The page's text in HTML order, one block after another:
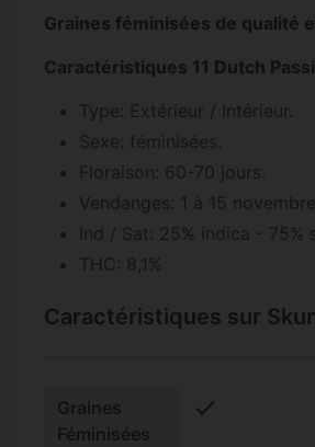
Graines féminisées de qualité
Caractéristiques 11 Dutch
Type: Extérieur / Intérieur.
Sexe: féminisées.
Floraison: 60-70 jours.
Vendanges: 1 à 15
Ind / Sat: 25% indica - 75%
THC: 8,1%
Caractéristiques sur
Graines
Féminisées
check